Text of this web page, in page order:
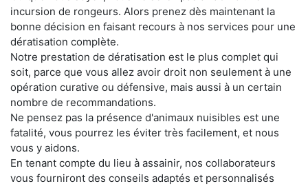
incursion de rongeurs. Alors prenez dès maintenant la
bonne décision en faisant recours à nos services pour une
dératisation complète.
Notre prestation de dératisation est le plus complet qui
soit, parce que vous allez avoir droit non seulement à une
opération curative ou défensive, mais aussi à un certain
nombre de recommandations.
Ne pensez pas la présence d'animaux nuisibles est une
fatalité, vous pourrez les éviter très facilement, et nous
vous y aidons.
En tenant compte du lieu à assainir, nos collaborateurs
vous fourniront des conseils adaptés et personnalisés